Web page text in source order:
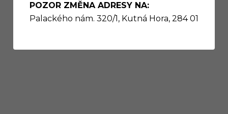
POZOR ZMĚNA ADRESY NA:
Palackého nám. 320/1, Kutná Hora, 284 01